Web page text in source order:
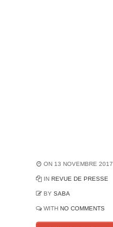
ON 13 NOVEMBRE 2017
IN REVUE DE PRESSE
BY SABA
WITH NO COMMENTS